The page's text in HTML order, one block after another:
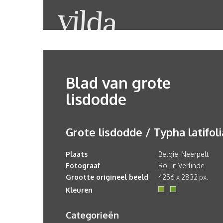
Blad van grote
lisdodde
Grote lisdodde / Typha
Plaats
België, Neerpelt
Fotograaf
Rollin Verlinde
Grootte origineel beeld
4256 x 2832 px.
Kleuren
Categorieën